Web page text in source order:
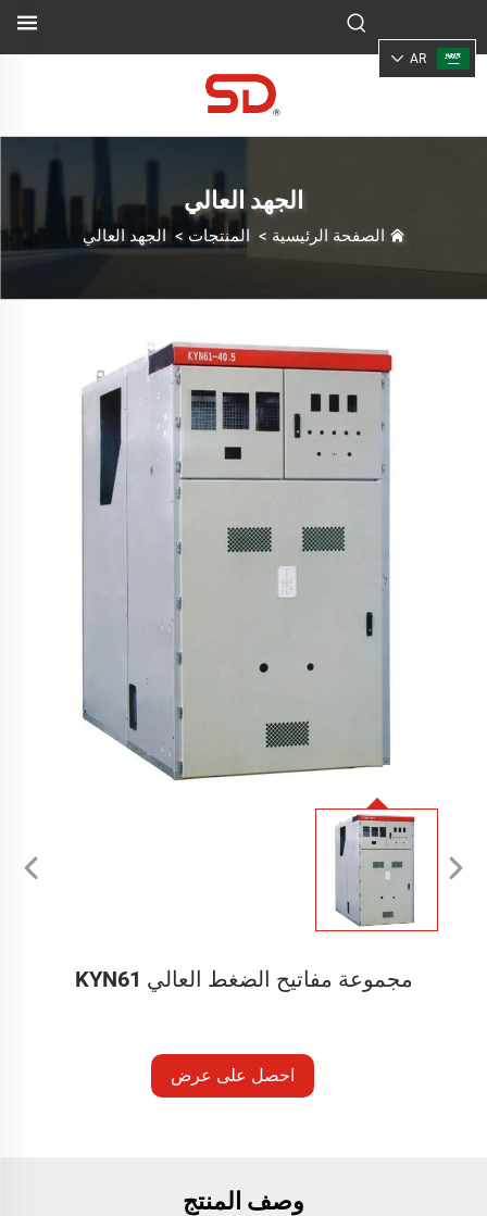
AR
الجهد العالي
الصفحة الرئيسية > المنتجات > الجهد العالي
مجموعة مفاتيح الضغط العالي KYN61
احصل على عرض
وصف المنتج